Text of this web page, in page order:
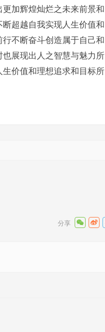
加辉煌灿烂之未来前景和
超越自我实现人生价值和
不断奋斗创造属于自己和
展现出人之智慧与魅力所
价值和理想追求和目标所